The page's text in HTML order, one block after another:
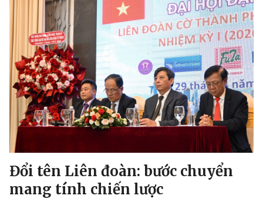
Đổi tên Liên đoàn: bước chuyển
mang tính chiến lược